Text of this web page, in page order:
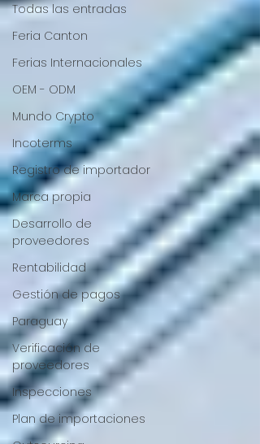
Todas las entradas
Feria Canton
Ferias Internacionales
OEM - ODM
Mundo Crypto
Incoterms
Registro de importador
Marca propia
Desarrollo de
proveedores
Rentabilidad
Gestión de pagos
Paraguay
Verificación de
proveedores
Inspecciones
Plan de importaciones